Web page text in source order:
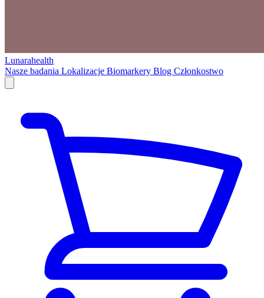
Lunarahealth
Nasze badania Lokalizacje Biomarkery Blog Członkostwo